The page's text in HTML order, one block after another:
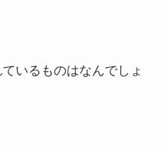
いるものはなんでしょ